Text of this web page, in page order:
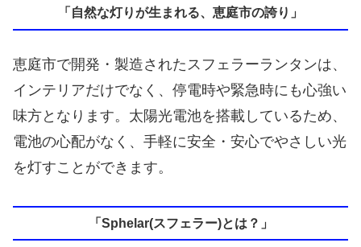
「自然な灯りが生まれる、恵庭市の誇り」
恵庭市で開発・製造されたスフェラーランタンは、
インテリアだけでなく、停電時や緊急時にも心強い
味方となります。太陽光電池を搭載しているため、
電池の心配がなく、手軽に安全・安心でやさしい光
を灯すことができます。
「Sphelar(スフェラー)とは？」